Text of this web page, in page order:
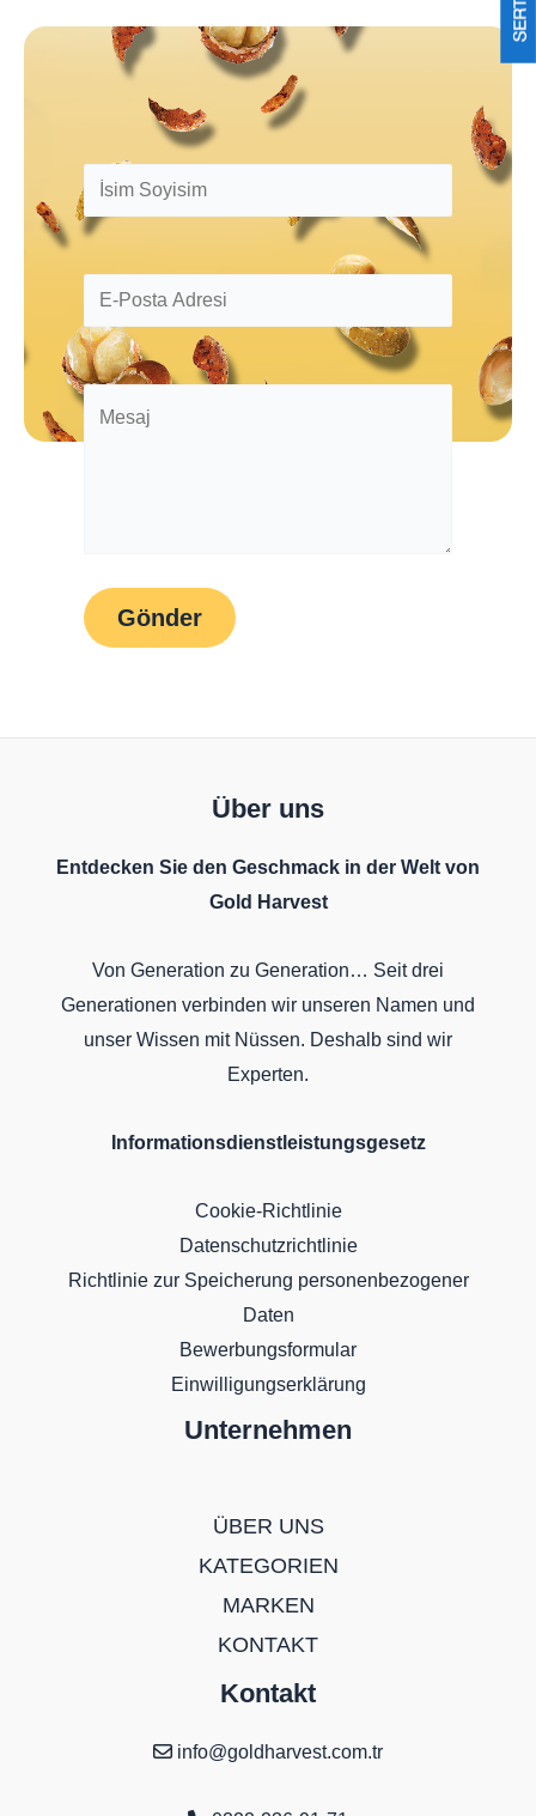
Über uns
Entdecken Sie den Geschmack in der Welt von
Gold Harvest
Von Generation zu Generation… Seit drei
Generationen verbinden wir unseren Namen und
unser Wissen mit Nüssen. Deshalb sind wir
Experten.
Informationsdienstleistungsgesetz
Cookie-Richtlinie
Datenschutzrichtlinie
Richtlinie zur Speicherung personenbezogener
Daten
Bewerbungsformular
Einwilligungserklärung
Unternehmen
ÜBER UNS
KATEGORIEN
MARKEN
KONTAKT
Kontakt
info@goldharvest.com.tr